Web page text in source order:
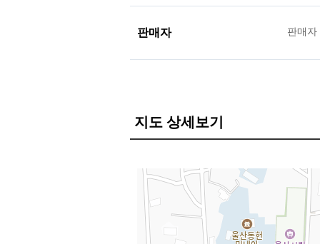
판매자 판매자
지도 상세보기